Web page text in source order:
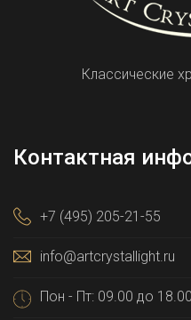
Классические
Контактная
+7 (495) 205-21-55
info@artcrystallight.ru
Пон - Пт: 09.00 до 18.00